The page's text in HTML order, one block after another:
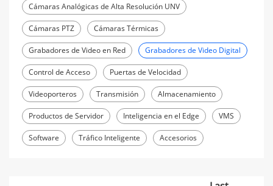
Cámaras Analógicas de Alta Resolución UNV
Cámaras PTZ Cámaras Térmicas
Grabadores de Video en Red Grabadores de Video Digital
Control de Acceso Puertas de Velocidad
Videoporteros Transmisión Almacenamiento
Productos de Servidor Inteligencia en el Edge VMS
Software Tráfico Inteligente Accesorios